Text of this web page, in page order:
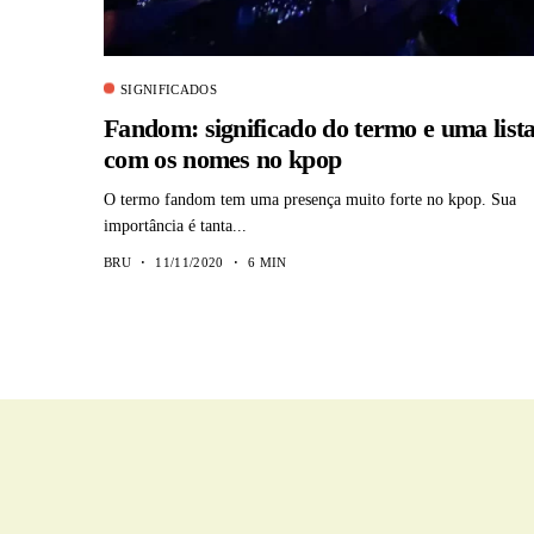
SIGNIFICADOS
Fandom: significado do termo e uma
com os nomes no kpop
O termo fandom tem uma presença muito forte no kpop. Sua
importância é tanta...
BRU 11/11/2020 6 MIN